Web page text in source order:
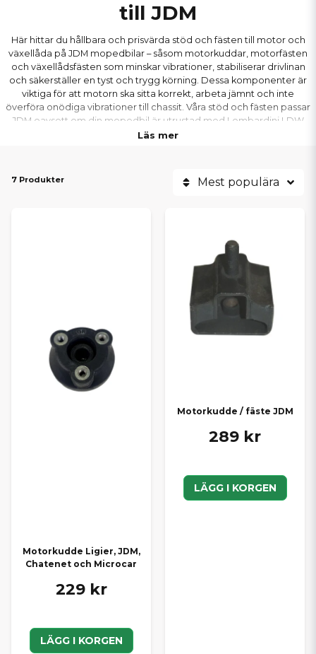
till JDM
Här hittar du hållbara och prisvärda stöd och fästen till motor och
växellåda på JDM mopedbilar – såsom motorkuddar, motorfästen
och växellådsfästen som minskar vibrationer, stabiliserar drivlinan
och säkerställer en tyst och trygg körning. Dessa komponenter är
viktiga för att motorn ska sitta korrekt, arbeta jämnt och inte
överföra onödiga vibrationer till chassit. Våra stöd och fästen passar
JDM oavsett om din mopedbil är utrustad med Lombardini LDW
502 FOCS Progress ACT, LDW 442, LDW 480, LDW 492 DCI eller
och Xheos, alltid till bra priser och med snabba leveranser.
Läs mer
7 Produkter Mest populära
Motorkudde Ligier, JDM,
Chatenet och Microcar
229 kr
LÄGG I KORGEN
Motorkudde / fäste JDM
289 kr
LÄGG I KORGEN